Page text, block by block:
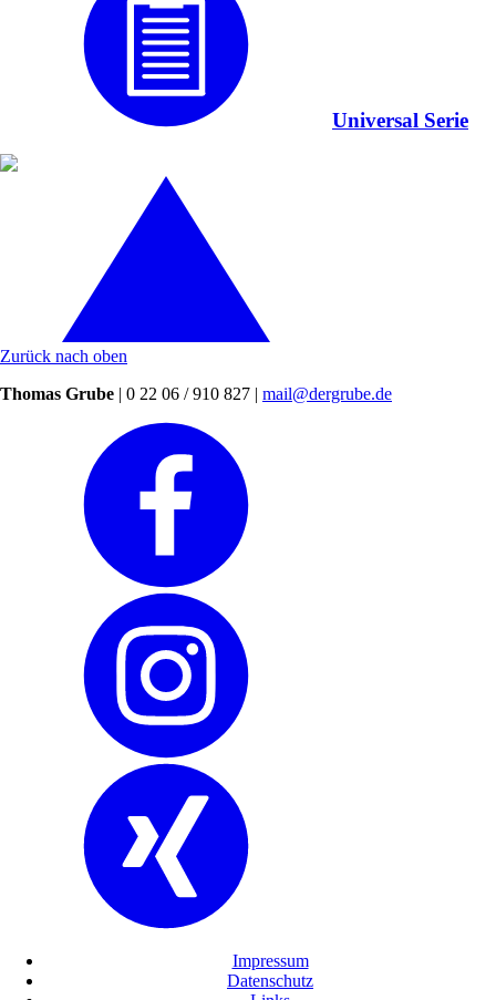
Universal Serie
Zurück nach oben
Thomas Grube | 0 22 06 / 910 827 | mail@dergrube.de
Impressum
Datenschutz